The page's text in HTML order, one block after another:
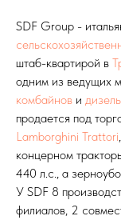
SDF Group -
штаб-квартирой в
одним из ведущих
комбайнов и
продается под
Lamborghini Trattori
концерном
440 л.с., а
У SDF 8
филиалов, 2